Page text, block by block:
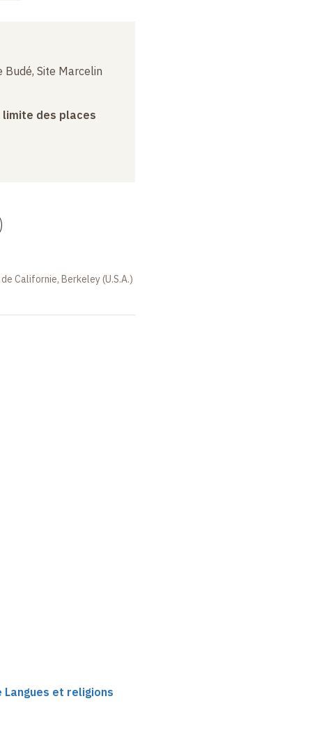
Site Marcelin
limite des places
Californie, Berkeley (U.S.A.)
Langues et religions